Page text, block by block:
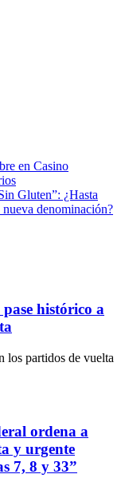
en Casino
Gluten”: ¿Hasta
denominación?
histórico a
los partidos de vuelta
ordena a
y urgente
7, 8 y 33”